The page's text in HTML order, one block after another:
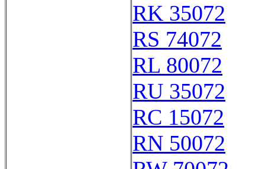
RK 35072
RS 74072
RL 80072
RU 35072
RC 15072
RN 50072